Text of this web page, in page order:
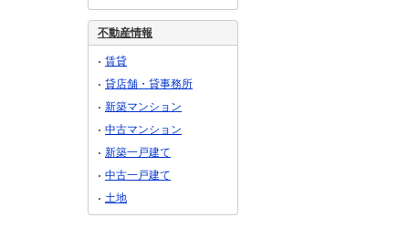
徳島県名西郡石井町高川原字桜間
無指定
433.69m²
不動産情報
賃貸
貸店舗・貸事務所
新築マンション
中古マンション
新築一戸建て
中古一戸建て
土地